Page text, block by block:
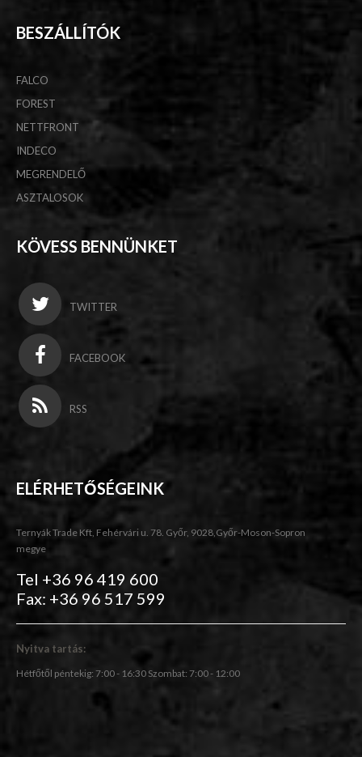
BESZÁLLÍTÓK
FALCO
FOREST
NETTFRONT
INDECO
MEGRENDELŐ
ASZTALOSOK
KÖVESS BENNÜNKET
TWITTER
FACEBOOK
RSS
ELÉRHETŐSÉGEINK
Ternyák Trade Kft, Fehérvári u. 78. Győr, 9028,Győr-Moson-Sopron
megye
Tel +36 96 419 600
Fax: +36 96 517 599
Nyitva tartás:
Hétfőtől péntekig: 7:00 - 16:30 Szombat: 7:00 - 12:00